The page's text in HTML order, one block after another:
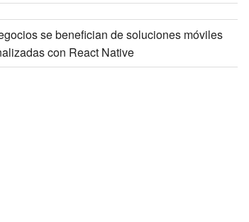
se benefician de soluciones móviles
con React Native